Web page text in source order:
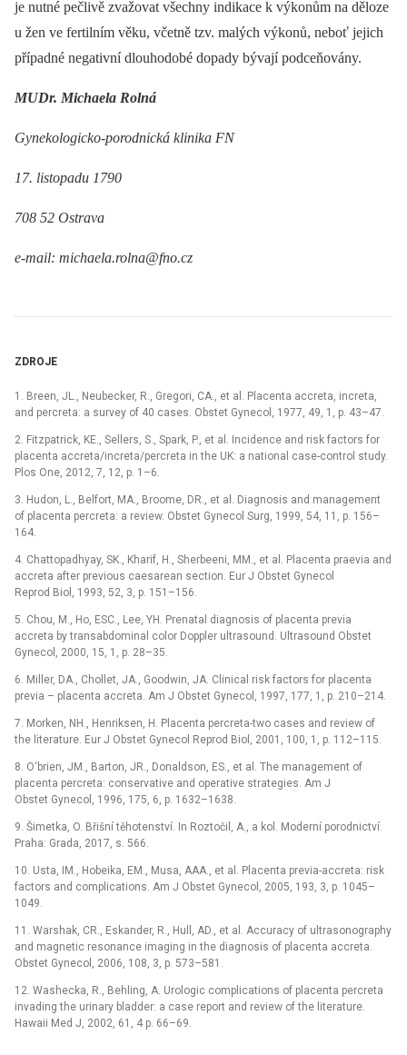
je nutné pečlivě zvažovat všechny indikace k výkonům na děloze
u žen ve fertilním věku, včetně tzv. malých výkonů, neboť jejich
případné negativní dlouhodobé dopady bývají podceňovány.
MUDr. Michaela Rolná
Gynekologicko-porodnická klinika FN
17. listopadu 1790
708 52 Ostrava
e-mail: michaela.rolna@fno.cz
ZDROJE
1. Breen, JL., Neubecker, R., Gregori, CA., et al. Placenta accreta, increta,
and percreta: a survey of 40 cases. Obstet Gynecol, 1977, 49, 1, p. 43–47.
2. Fitzpatrick, KE., Sellers, S., Spark, P., et al. Incidence and risk factors for
placenta accreta/increta/percreta in the UK: a national case-control study.
Plos One, 2012, 7, 12, p. 1–6.
3. Hudon, L., Belfort, MA., Broome, DR., et al. Diagnosis and management
of placenta percreta: a review. Obstet Gynecol Surg, 1999, 54, 11, p. 156–
164.
4. Chattopadhyay, SK., Kharif, H., Sherbeeni, MM., et al. Placenta praevia and
accreta after previous caesarean section. Eur J Obstet Gynecol
Reprod Biol, 1993, 52, 3, p. 151–156.
5. Chou, M., Ho, ESC., Lee, YH. Prenatal diagnosis of placenta previa
accreta by transabdominal color Doppler ultrasound. Ultrasound Obstet
Gynecol, 2000, 15, 1, p. 28–35.
6. Miller, DA., Chollet, JA., Goodwin, JA. Clinical risk factors for placenta
previa –⁠ placenta accreta. Am J Obstet Gynecol, 1997, 177, 1, p. 210–214.
7. Morken, NH., Henriksen, H. Placenta percreta-two cases and review of
the literature. Eur J Obstet Gynecol Reprod Biol, 2001, 100, 1, p. 112–115.
8. O‘brien, JM., Barton, JR., Donaldson, ES., et al. The management of
placenta percreta: conservative and operative strategies. Am J
Obstet Gynecol, 1996, 175, 6, p. 1632–1638.
9. Šimetka, O. Břišní těhotenství. In Roztočil, A., a kol. Moderní porodnictví.
Praha: Grada, 2017, s. 566.
10. Usta, IM., Hobeika, EM., Musa, AAA., et al. Placenta previa-accreta: risk
factors and complications. Am J Obstet Gynecol, 2005, 193, 3, p. 1045–
1049.
11. Warshak, CR., Eskander, R., Hull, AD., et al. Accuracy of ultrasonography
and magnetic resonance imaging in the diagnosis of placenta accreta.
Obstet Gynecol, 2006, 108, 3, p. 573–581.
12. Washecka, R., Behling, A. Urologic complications of placenta percreta
invading the urinary bladder: a case report and review of the literature.
Hawaii Med J, 2002, 61, 4 p. 66–69.